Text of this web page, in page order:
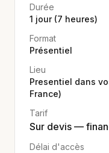
Durée
1 jour (7 heures)
Format
Présentiel
Lieu
Presentiel dans
France)
Tarif
Sur devis —
Délai d'accès